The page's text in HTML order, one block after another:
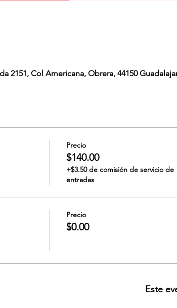
2151, Col Americana, Obrera, 44150
Precio
$140.00
+$3.50 de comisión de servicio de
entradas
Precio
$0.00
Este